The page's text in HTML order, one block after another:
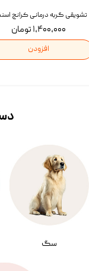
۱,۴۰۰,۰۰۰ تومان
افزودن
سگ